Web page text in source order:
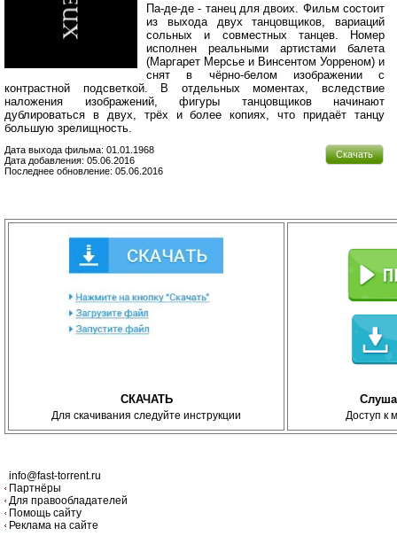
Па-де-де - танец для двоих. Фильм состоит
из выхода двух танцовщиков, вариаций
сольных и совместных танцев. Номер
исполнен реальными артистами балета
(Маргарет Мерсье и Винсентом Уорреном) и
снят в чёрно-белом изображении с
контрастной подсветкой. В отдельных моментах, вследствие
наложения изображений, фигуры танцовщиков начинают
дублироваться в двух, трёх и более копиях, что придаёт танцу
большую зрелищность.
Скачать
Дата выхода фильма: 01.01.1968
Дата добавления: 05.06.2016
Последнее обновление: 05.06.2016
СКАЧАТЬ
Для скачивания следуйте инструкции Доступ к
info@fast-torrent.ru
Партнёры
Для правообладателей
Помощь сайту
Реклама на сайте